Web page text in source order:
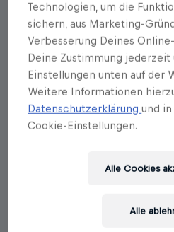
Karin Buchart
Karin Buchart verbindet das
Erfahrungswissen aus den
zeitgemäßen
in eine alltagstaugliche
ihrer Heilwissenserhebung
die handwerklichen Abläufe
Bücher und Kolumnistin im
»Naturapotheke« im Magazin
Technologien, um die
sichern, aus Marketing-
Verbesserung Deines
Deine Zustimmung jederzeit
Einstellungen unten auf der
Weitere Informationen
Datenschutzerklärungund
Cookie-Einstellungen.
Alle
Alle Cookies